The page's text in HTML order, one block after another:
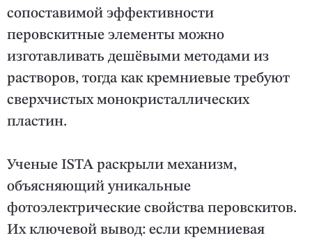
сопоставимой эффективности
перовскитные элементы можно
изготавливать дешёвыми методами из
растворов, тогда как кремниевые требуют
сверхчистых монокристаллических
пластин.
Ученые ISTA раскрыли механизм,
объясняющий уникальные
фотоэлектрические свойства перовскитов.
Их ключевой вывод: если кремниевая